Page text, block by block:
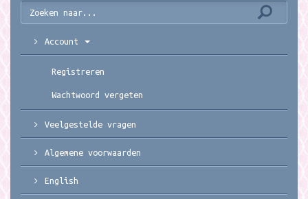
Account
Registreren
Wachtwoord vergeten
Veelgestelde vragen
Algemene voorwaarden
English